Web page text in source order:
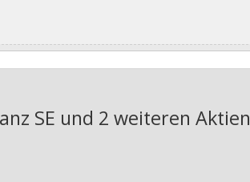
SE und 2 weiteren Aktien